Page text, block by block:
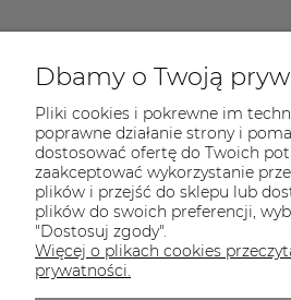
COULEUR
Zapraszamy do kontaktu od
piątku w godzinach
Tel.:
512-
E-mail:
Zapisz się do
Dbamy o Twoją
Pliki cookies i pokrewne im
poprawne działanie strony i
dostosować ofertę do Twoich
zaakceptować wykorzystanie
plików i przejść do sklepu lub
plików do swoich preferencji,
"Dostosuj zgody".
Więcej o plikach cookies
prywatności.